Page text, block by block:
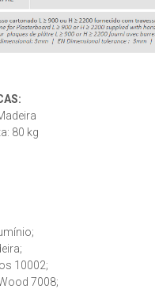
80 kg
10002;
7008;